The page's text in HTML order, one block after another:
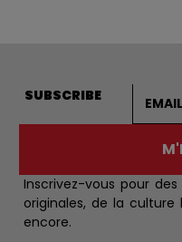
SUBSCRIBE
Inscrivez-vous pour
originales, de la
encore.